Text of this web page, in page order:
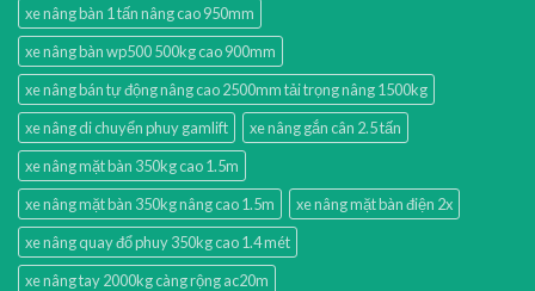
xe nâng bàn 1 tấn nâng cao 950mm
xe nâng bàn wp500 500kg cao 900mm
xe nâng bán tự động nâng cao 2500mm tải trọng nâng 1500kg
xe nâng di chuyển phuy gamlift
xe nâng gắn cân 2.5 tấn
xe nâng mặt bàn 350kg cao 1.5m
xe nâng mặt bàn 350kg nâng cao 1.5m
xe nâng mặt bàn điện 2x
xe nâng quay đổ phuy 350kg cao 1.4 mét
xe nâng tay 2000kg càng rộng ac20m